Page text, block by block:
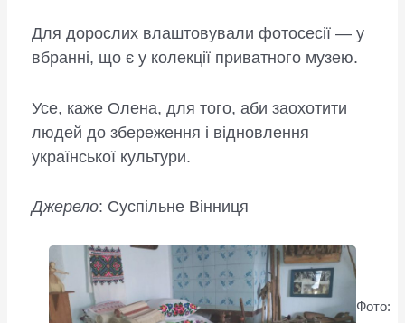
Для дорослих влаштовували фотосесії — у
вбранні, що є у колекції приватного музею.
Усе, каже Олена, для того, аби заохотити
людей до збереження і відновлення
української культури.
Джерело: Суспільне Вінниця
Фото: